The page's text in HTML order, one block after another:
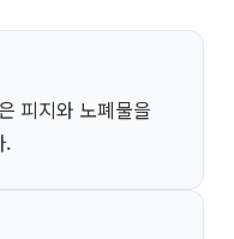
피지와 노폐물을
.